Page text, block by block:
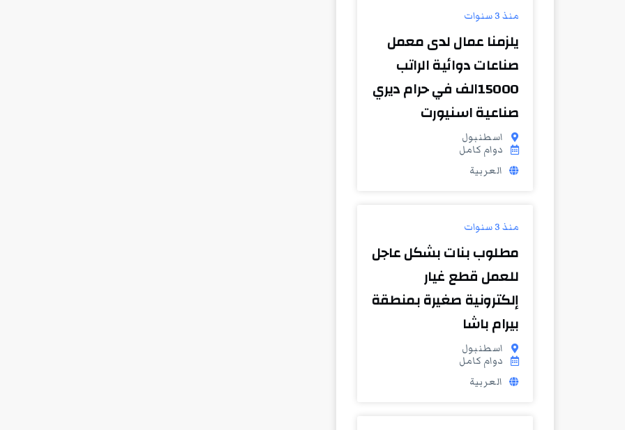
منذ 3 سنوات
يلزمنا عمال لدى معمل
صناعات دوائية الراتب
15000الف في حرام ديري
صناعية اسنيورت
اسطنبول
دوام كامل
العربية
منذ 3 سنوات
مطلوب بنات بشكل عاجل
للعمل قطع غيار
إلكترونية صغيرة بمنطقة
بيرام باشا
اسطنبول
دوام كامل
العربية